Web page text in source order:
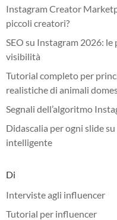
Instagram Creator
piccoli creatori?
SEO su Instagram 2026:
visibilità
Tutorial completo per
realistiche di animali
Segnali dell’algoritmo
Didascalia per ogni slide
intelligente
Di
Interviste agli influencer
Tutorial per influencer